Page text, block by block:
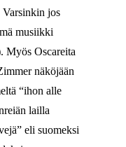
Varsinkin jos
musiikki
Myös Oscareita
näköjään
“ihon alle
lailla
eli suomeksi